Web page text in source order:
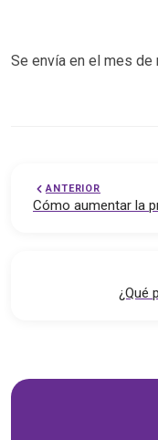
Se envía en el mes de
ANTERIOR
Cómo aumentar la
¿Qué